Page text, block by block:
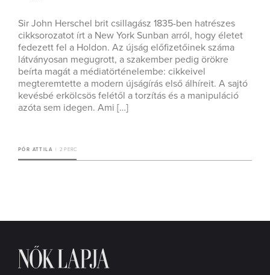
Sir John Herschel brit csillagász 1835-ben hatrészes
cikksorozatot írt a New York Sunban arról, hogy életet
fedezett fel a Holdon. Az újság előfizetőinek száma
látványosan megugrott, a szakember pedig örökre
beírta magát a médiatörténelembe: cikkeivel
megteremtette a modern újságírás első álhíreit. A sajtó
kevésbé erkölcsös felétől a torzítás és a manipuláció
azóta sem idegen. Ami […]
PÓR ATTILA 2 PERC